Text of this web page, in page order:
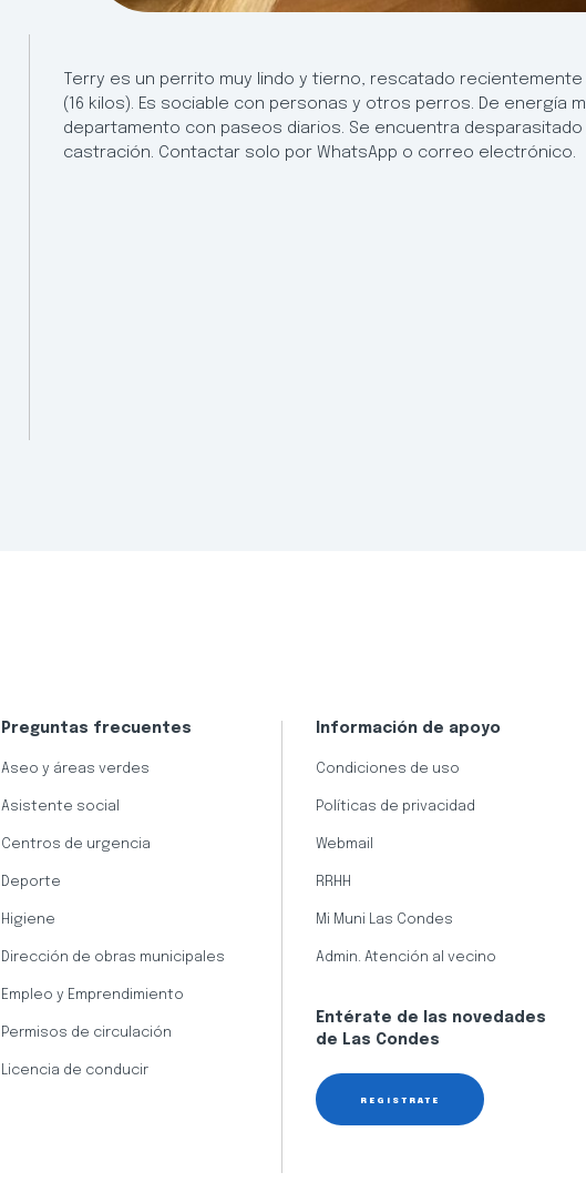
Terry es un perrito muy lindo y tierno, rescatado
(16 kilos). Es sociable con personas y otros perros. De energía
departamento con paseos diarios. Se encuentra
castración. Contactar solo por WhatsApp o correo electrónico.
Preguntas frecuentes
Aseo y áreas verdes
Asistente social
Centros de urgencia
Deporte
Higiene
Dirección de obras municipales
Empleo y Emprendimiento
Permisos de circulación
Licencia de conducir
Información de apoyo
Condiciones de uso
Políticas de privacidad
Webmail
RRHH
Mi Muni Las Condes
Admin. Atención al vecino
Entérate de las novedades
de Las Condes
REGÍSTRATE